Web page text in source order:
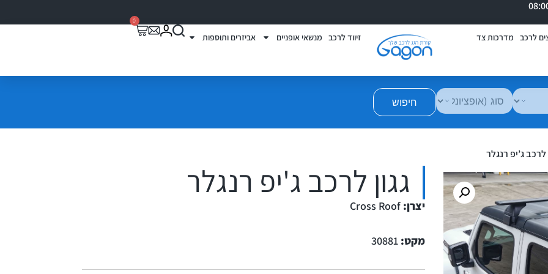
לרכב מדרכות צד זיווד לרכב מנשאי אופניים אביזרים ותוספות
0
חיפוש
לרכב ג’יפ רנגלר
גגון לרכב ג'יפ רנגלר
יצרן: Cross Roof
מקט: 30881